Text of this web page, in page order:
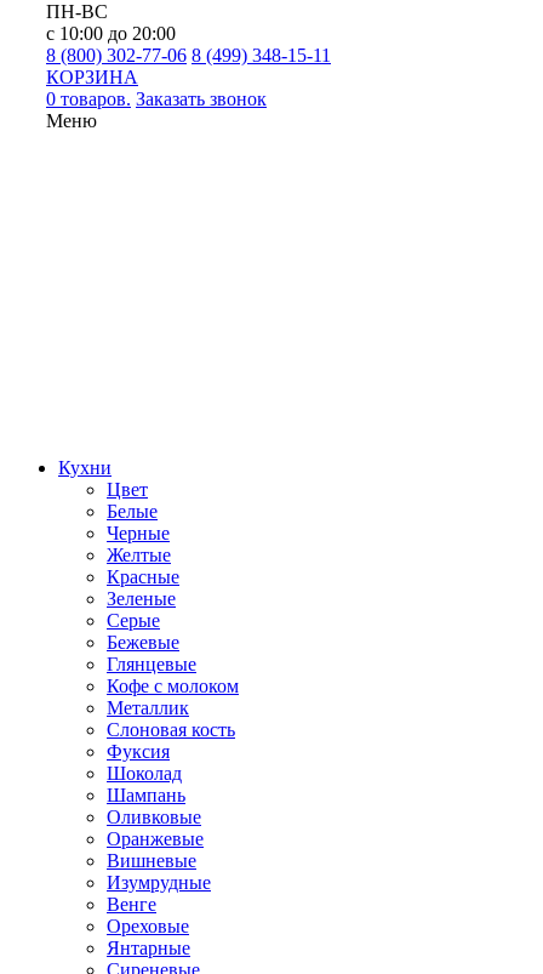
ПН-ВС
с 10:00 до 20:00
8 (800) 302-77-06 8 (499) 348-15-11
КОРЗИНА
0 товаров. Заказать звонок
Меню
Кухни
Цвет
Белые
Черные
Желтые
Красные
Зеленые
Серые
Бежевые
Глянцевые
Кофе с молоком
Металлик
Слоновая кость
Фуксия
Шоколад
Шампань
Оливковые
Оранжевые
Вишневые
Изумрудные
Венге
Ореховые
Янтарные
Сиреневые